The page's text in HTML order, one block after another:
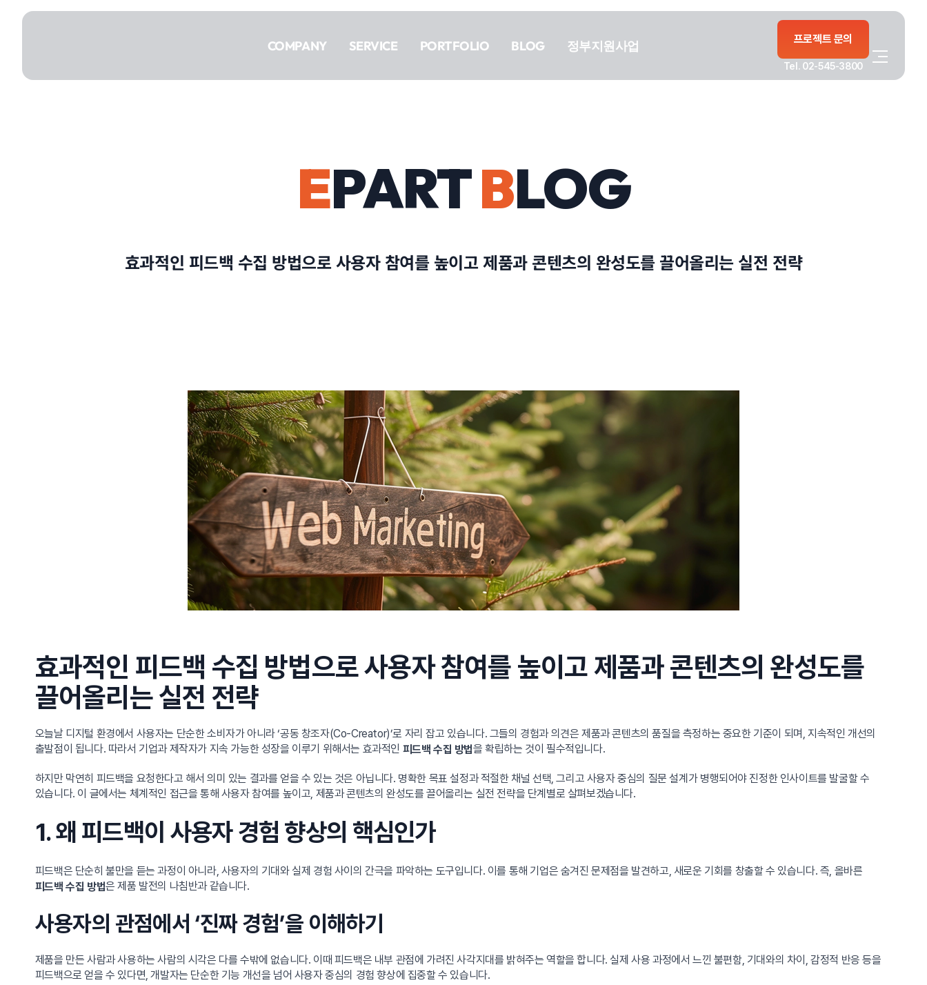
건너뛰기
COMPANY SERVICE PORTFOLIO BLOG 정부지원사업 프로젝트 문의
Tel. 02-545-3800
PORTFOLIO
정부지원사업
EPARTBLOG
효과적인 피드백 수집 방법으로 사용자 참여를 높이고 제품과 콘텐츠의 완성도를 끌어올리는 실전 전략
효과적인 피드백 수집 방법으로 사용자 참여를 높이고 제품과 콘텐츠의 완성도를
끌어올리는 실전 전략
오늘날 디지털 환경에서 사용자는 단순한 소비자가 아니라 ‘공동 창조자(Co-Creator)’로 자리 잡고 있습니다. 그들의 경험과 의견은 제품과 콘텐츠의 품질을 측정하는 중요한 기준이 되며, 지속적인 개선의
출발점이 됩니다. 따라서 기업과 제작자가 지속 가능한 성장을 이루기 위해서는 효과적인 피드백 수집 방법을 확립하는 것이 필수적입니다.
하지만 막연히 피드백을 요청한다고 해서 의미 있는 결과를 얻을 수 있는 것은 아닙니다. 명확한 목표 설정과 적절한 채널 선택, 그리고 사용자 중심의 질문 설계가 병행되어야 진정한 인사이트를 발굴할 수
있습니다. 이 글에서는 체계적인 접근을 통해 사용자 참여를 높이고, 제품과 콘텐츠의 완성도를 끌어올리는 실전 전략을 단계별로 살펴보겠습니다.
1. 왜 피드백이 사용자 경험 향상의 핵심인가
피드백은 단순히 불만을 듣는 과정이 아니라, 사용자의 기대와 실제 경험 사이의 간극을 파악하는 도구입니다. 이를 통해 기업은 숨겨진 문제점을 발견하고, 새로운 기회를 창출할 수 있습니다. 즉, 올바른
피드백 수집 방법은 제품 발전의 나침반과 같습니다.
사용자의 관점에서 ‘진짜 경험’을 이해하기
제품을 만든 사람과 사용하는 사람의 시각은 다를 수밖에 없습니다. 이때 피드백은 내부 관점에 가려진 사각지대를 밝혀주는 역할을 합니다. 실제 사용 과정에서 느낀 불편함, 기대와의 차이, 감정적 반응 등을
피드백으로 얻을 수 있다면, 개발자는 단순한 기능 개선을 넘어 사용자 중심의 경험 향상에 집중할 수 있습니다.